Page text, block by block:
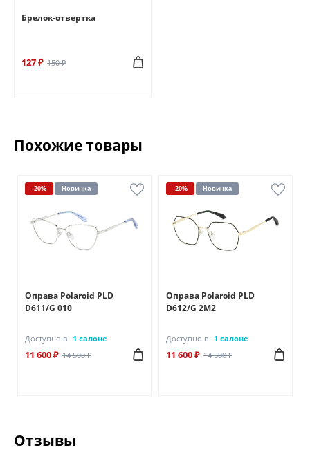
Брелок-отвертка
127 ₽ 150 ₽
Похожие товары
-20% Новинка
Оправа Polaroid PLD
D611/G 010
Доступно в 1 салоне
11 600 ₽ 14 500 ₽
-20% Новинка
Оправа Polaroid PLD
D612/G 2M2
Доступно в 1 салоне
11 600 ₽ 14 500 ₽
Отзывы